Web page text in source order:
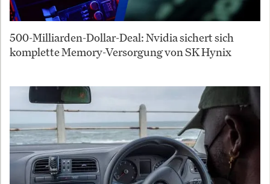
500-Milliarden-Dollar-Deal: Nvidia sichert sich
komplette Memory-Versorgung von SK Hynix